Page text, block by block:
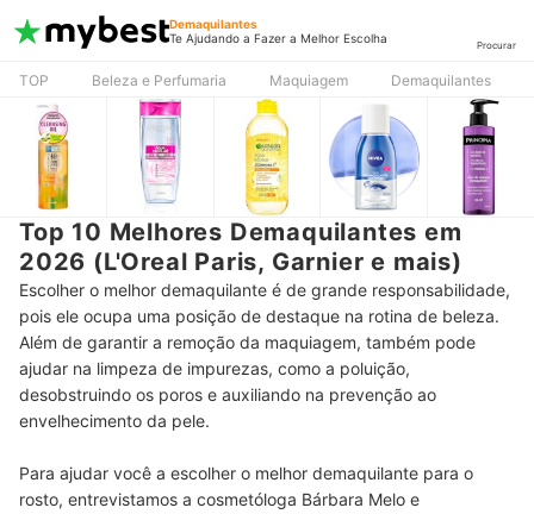
Demaquilantes
Te Ajudando a Fazer a Melhor Escolha
Procurar
TOP Beleza e Perfumaria Maquiagem Demaquilantes
Top 10 Melhores Demaquilantes em
2026 (L'Oreal Paris, Garnier e mais)
Escolher o melhor demaquilante é de grande responsabilidade,
pois ele ocupa uma posição de destaque na rotina de beleza.
Além de garantir a remoção da maquiagem, também pode
ajudar na limpeza de impurezas, como a poluição,
desobstruindo os poros e auxiliando na prevenção ao
envelhecimento da pele.
Para ajudar você a escolher o melhor demaquilante para o
rosto, entrevistamos a cosmetóloga Bárbara Melo e